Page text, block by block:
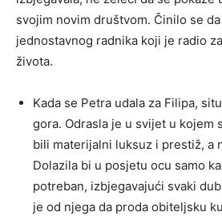
svojim novim društvom. Činilo se
jednostavnog radnika koji je radio
života.
Kada se Petra udala za Filipa,
gora. Odrasla je u svijet u kojem
bili materijalni luksuz i prestiž, a
Dolazila bi u posjetu ocu samo
potreban, izbjegavajući svaki
je od njega da proda obiteljsku